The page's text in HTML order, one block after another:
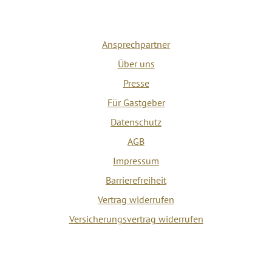
Ansprechpartner
Über uns
Presse
Für Gastgeber
Datenschutz
AGB
Impressum
Barrierefreiheit
Vertrag widerrufen
Versicherungsvertrag widerrufen